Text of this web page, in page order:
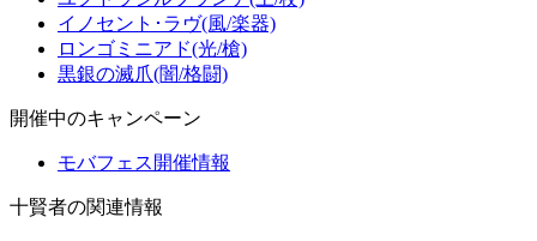
イノセント･ラヴ(風/楽器)
ロンゴミニアド(光/槍)
黒銀の滅爪(闇/格闘)
開催中のキャンペーン
モバフェス開催情報
十賢者の関連情報